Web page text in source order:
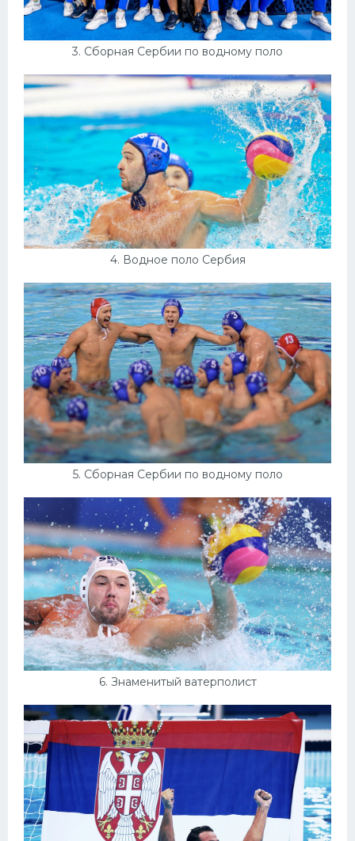
3. Сборная Сербии по водному поло
4. Водное поло Сербия
5. Сборная Сербии по водному поло
6. Знаменитый ватерполист